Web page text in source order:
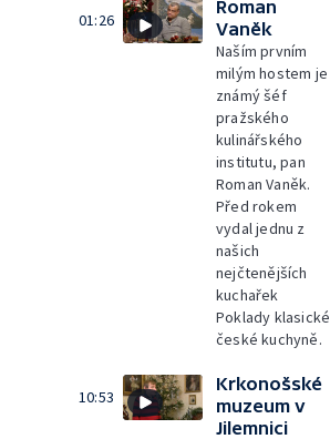
01:26
Roman
Vaněk
Naším prvním
milým hostem je
známý šéf
pražského
kulinářského
institutu, pan
Roman Vaněk.
Před rokem
vydal jednu z
našich
nejčtenějších
kuchařek
Poklady klasické
české kuchyně.
10:53
Krkonošské
muzeum v
Jilemnici